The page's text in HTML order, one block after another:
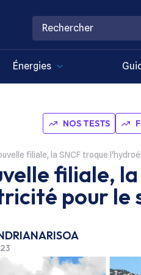
Énergies
NOS TESTS
filiale, la SNCF troque
filiale,
pour le